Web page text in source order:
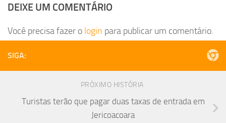
DEIXE UM COMENTÁRIO
Você precisa fazer o login para publicar um comentário.
SIGA:
PRÓXIMO HISTÓRIA
Turistas terão que pagar duas taxas de entrada em
Jericoacoara